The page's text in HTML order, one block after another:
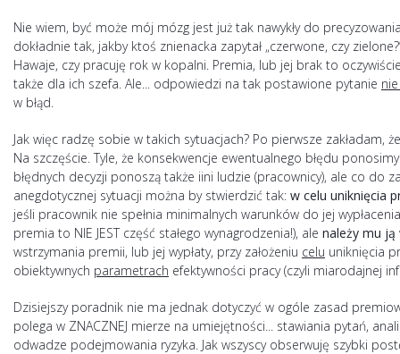
Nie wiem, być może mój mózg jest już tak nawykły do
dokładnie tak, jakby ktoś znienacka zapytał „czerwone, czy
Hawaje, czy pracuję rok w kopalni. Premia, lub jej brak to
także dla ich szefa. Ale... odpowiedzi na tak postawione pytanie
w błąd.
Jak więc radzę sobie w takich sytuacjach? Po pierwsze
Na szczęście. Tyle, że konsekwencje ewentualnego błędu
błędnych decyzji ponoszą także iini ludzie (pracownicy), ale co do
anegdotycznej sytuacji można by stwierdzić tak: w celu uniknięcia
jeśli pracownik nie spełnia minimalnych warunków do jej
premia to NIE JEST część stałego wynagrodzenia!), ale należy mu ją
wstrzymania premii, lub jej wypłaty, przy założeniu celu uniknięcia
obiektywnych parametrach efektywności pracy (czyli miarodajnej
Dzisiejszy poradnik nie ma jednak dotyczyć w ogóle zasad
polega w ZNACZNEJ mierze na umiejętności... stawiania pytań,
odwadze podejmowania ryzyka. Jak wszyscy obserwuję szybki